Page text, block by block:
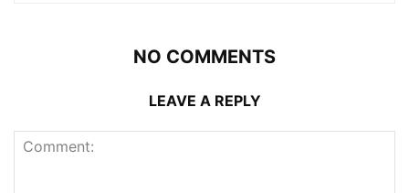
NO COMMENTS
LEAVE A REPLY